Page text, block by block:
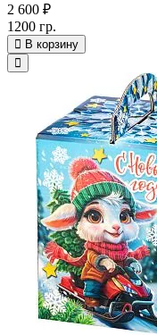
2 600 ₽
1200 гр.
В корзину